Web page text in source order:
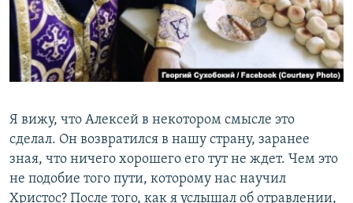
Я вижу, что Алексей в некотором смысле это
сделал. Он возвратился в нашу страну, заранее
зная, что ничего хорошего его тут не ждет. Чем это
не подобие того пути, которому нас научил
Христос? После того, как я услышал об отравлении,